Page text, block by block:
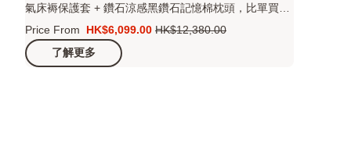
氣床褥保護套 + 鑽石涼感黑鑽石記憶棉枕頭，比單買更
抵!
Price From
價
格
HK$6,099.00
HK$6,099.00
原
HK$12,380.00
了解更多